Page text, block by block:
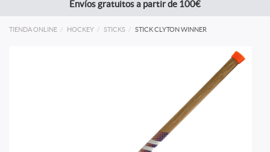
Envíos gratuitos a partir de 100€
TIENDA ONLINE HOCKEY STICKS STICK CLYTON WINNER